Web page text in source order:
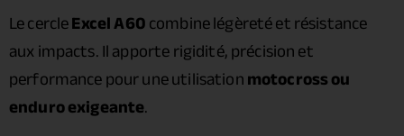
Le cercleExcel A60combine légèreté et résistance
aux impacts. Il apporte rigidité, précision et
performance pour une utilisationmotocross ou
enduro exigeante.